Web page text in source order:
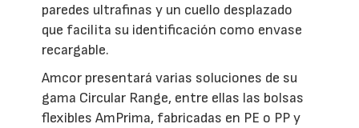
paredes ultrafinas y un cuello desplazado
que facilita su identificación como envase
recargable.
Amcor presentará varias soluciones de su
gama Circular Range, entre ellas las bolsas
flexibles AmPrima, fabricadas en PE o PP y